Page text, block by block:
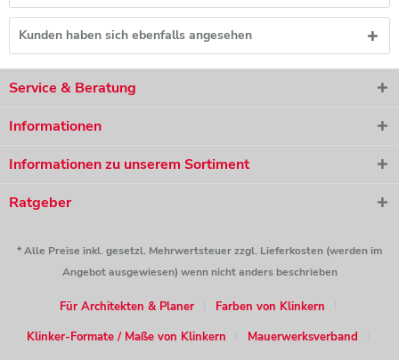
Kunden haben sich ebenfalls angesehen
Service & Beratung
Informationen
Informationen zu unserem Sortiment
Ratgeber
* Alle Preise inkl. gesetzl. Mehrwertsteuer zzgl. Lieferkosten (werden im
Angebot ausgewiesen) wenn nicht anders beschrieben
Für Architekten & Planer
Farben von Klinkern
Klinker-Formate / Maße von Klinkern
Mauerwerksverband